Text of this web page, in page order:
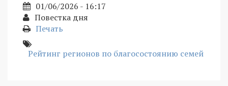
01/06/2026 - 16:17
Повестка дня
Печать
Рейтинг регионов по благосостоянию семей